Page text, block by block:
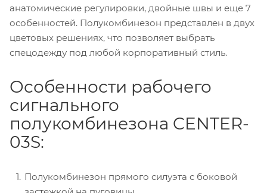
анатомические регулировки, двойные швы и еще 7
особенностей. Полукомбинезон представлен в двух
цветовых решениях, что позволяет выбрать
спецодежду под любой корпоративный стиль.
Особенности рабочего
сигнального
полукомбинезона CENTER-
03S:
Полукомбинезон прямого силуэта с боковой